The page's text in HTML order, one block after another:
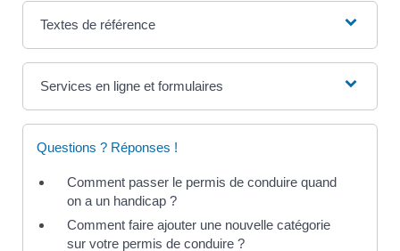
Textes de référence
Services en ligne et formulaires
Questions ? Réponses !
Comment passer le permis de conduire quand
on a un handicap ?
Comment faire ajouter une nouvelle catégorie
sur votre permis de conduire ?